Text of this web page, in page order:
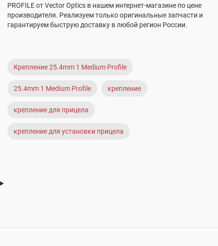
PROFILE от Vector Optics в нашем интернет-магазине по цене
производителя. Реализуем только оригинальные запчасти и
гарантируем быструю доставку в любой регион России.
Крепление 25.4mm 1 Medium Profile
25.4mm 1 Medium Profile крепление
крепление для прицела
крепление для установки прицела